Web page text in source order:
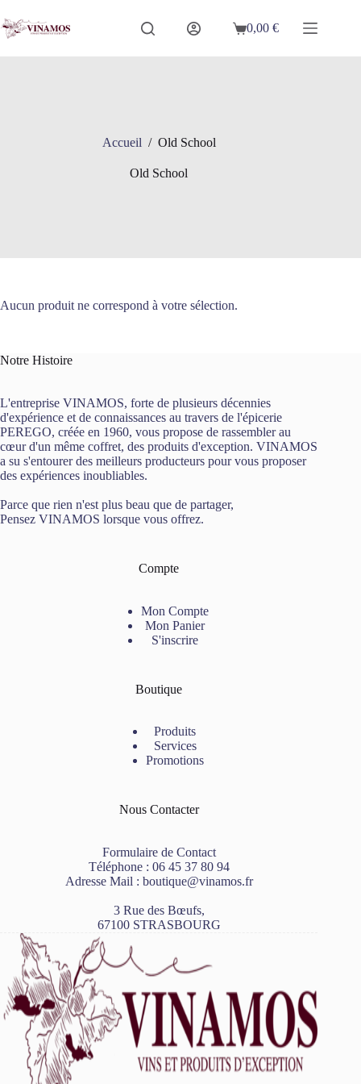
au
contenu
Panier
0,00€
Accueil / Old School
Old School
Aucun produit ne correspond à votre sélection.
Notre Histoire
L'entreprise VINAMOS, forte de plusieurs décennies
d'expérience et de connaissances au travers de l'épicerie
PEREGO, créée en 1960, vous propose de rassembler au
cœur d'un même coffret, des produits d'exception. VINAMOS
a su s'entourer des meilleurs producteurs pour vous proposer
des expériences inoubliables.
Parce que rien n'est plus beau que de partager,
Pensez VINAMOS lorsque vous offrez.
Compte
Mon Compte
Mon Panier
S'inscrire
Boutique
Produits
Services
Promotions
Nous Contacter
Formulaire de Contact
Téléphone : 06 45 37 80 94
Adresse Mail : boutique@vinamos.fr
3 Rue des Bœufs,
67100 STRASBOURG